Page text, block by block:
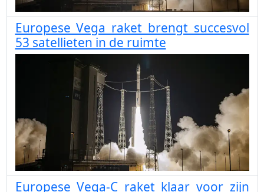
Europese Vega raket brengt succesvol
53 satellieten in de ruimte
Europese Vega-C raket klaar voor zijn